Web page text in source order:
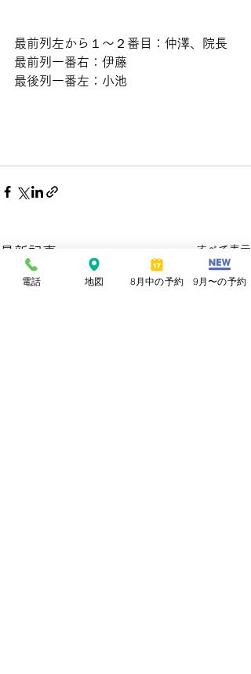
最前列左から１〜２番目：仲澤、院長
最前列一番右：伊藤
最後列一番左：小池
最新記事 すべて表示
電話 地図 8月中の予約 9月〜の予約